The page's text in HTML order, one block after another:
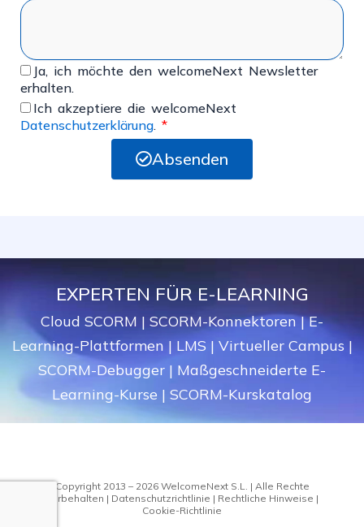
Ja, ich möchte den welcomeNext Newsletter
erhalten.
Ich akzeptiere die welcomeNext
Datenschutzerklärung. *
Absenden
r
v
EXPERTEN FÜR E-LEARNING
Cloud SCORM | SCORM-Konnektoren|E-
Learning-Plattformen | LMS| Virtueller Campus|
SCORM-Debugger | Maßgeschneiderte E-
Learning-Kurse | SCORM-Kurskatalog
Copyright 2013 – 2026 WelcomeNext S.L. | Alle Rechte
vorbehalten | Datenschutzrichtlinie | Rechtliche Hinweise |
Cookie-Richtlinie